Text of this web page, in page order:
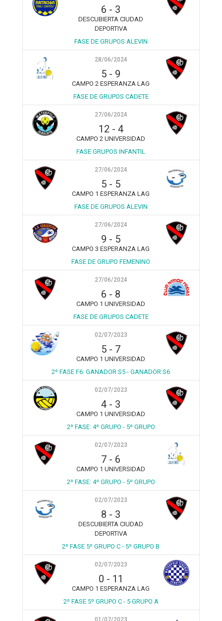
6 - 3
DESCUBIERTA CIUDAD
DEPORTIVA
FASE DE GRUPOS ALEVIN
28/06/2024
5 - 9
CAMPO 2 ESPERANZA LAG
FASE DE GRUPOS CADETE
27/06/2024
12 - 4
CAMPO 2 UNIVERSIDAD
FASE GRUPOS INFANTIL
27/06/2024
5 - 5
CAMPO 1 ESPERANZA LAG
FASE DE GRUPOS ALEVIN
27/06/2024
9 - 5
CAMPO 3 ESPERANZA LAG
FASE DE GRUPO FEMENINO
27/06/2024
6 - 8
CAMPO 1 UNIVERSIDAD
FASE DE GRUPOS CADETE
02/07/2023
5 - 7
CAMPO 1 UNIVERSIDAD
2º FASE F6: GANADOR S5 - GANADOR S6
02/07/2023
4 - 3
CAMPO 1 UNIVERSIDAD
2º FASE: 4º GRUPO - 5º GRUPO
02/07/2023
7 - 6
CAMPO 1 UNIVERSIDAD
2º FASE: 4º GRUPO - 5º GRUPO
02/07/2023
8 - 3
DESCUBIERTA CIUDAD
DEPORTIVA
2º FASE 5º GRUPO C - 5º GRUPO B
02/07/2023
0 - 11
CAMPO 1 ESPERANZA LAG
2º FASE 5º GRUPO C - 5 GRUPO A
01/07/2023